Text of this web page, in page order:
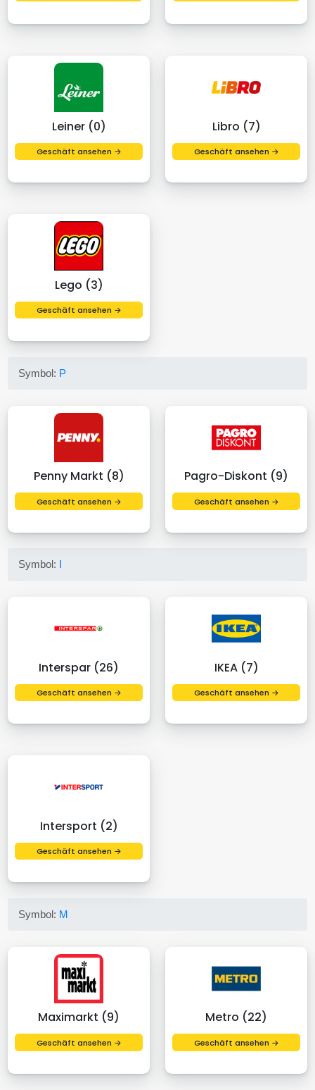
Leiner (0)
Geschäft ansehen →
Libro (7)
Geschäft ansehen →
Lego (3)
Geschäft ansehen →
Symbol: P
Penny Markt (8)
Geschäft ansehen →
Pagro-Diskont (9)
Geschäft ansehen →
Symbol: I
Interspar (26)
Geschäft ansehen →
IKEA (7)
Geschäft ansehen →
Intersport (2)
Geschäft ansehen →
Symbol: M
Maximarkt (9)
Geschäft ansehen →
Metro (22)
Geschäft ansehen →